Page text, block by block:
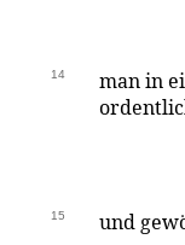
14
man in
15 und